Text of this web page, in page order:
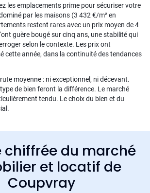
les emplacements prime pour sécuriser votre
par les maisons (3 432 €/m² en
restent rares avec un prix moyen de 4
guère bougé sur cinq ans, une stabilité qui
selon le contexte. Les prix ont
cette année, dans la continuité des tendances
moyenne : ni exceptionnel, ni décevant.
de bien feront la différence. Le marché
tendu. Le choix du bien et du
chiffrée du marché
et locatif de
Coupvray